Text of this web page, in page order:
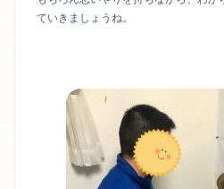
ていきましょうね。